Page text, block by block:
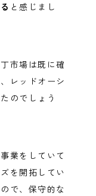
と感じまし
市場は既に確
レッドオーシ
のでしょう
業をしていて
を開拓してい
で、保守的な